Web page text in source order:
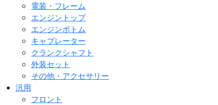
電装・フレーム
エンジントップ
エンジンボトム
キャブレーター
クランクシャフト
外装セット
その他・アクセサリー
汎用
フロント